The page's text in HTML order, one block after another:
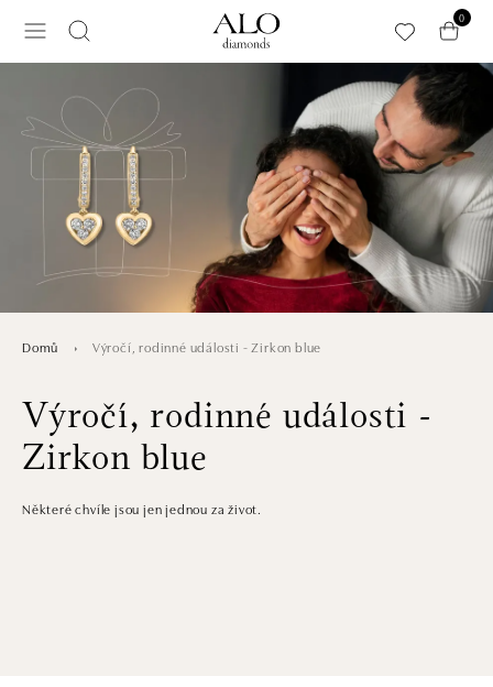
0
Domů Výročí, rodinné události - Zirkon blue
Výročí, rodinné události -
Zirkon blue
Některé chvíle jsou jen jednou za život.